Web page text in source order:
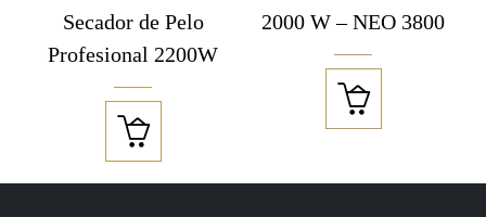
Secador de Pelo
Profesional 2200W

2000 W – NEO 3800
